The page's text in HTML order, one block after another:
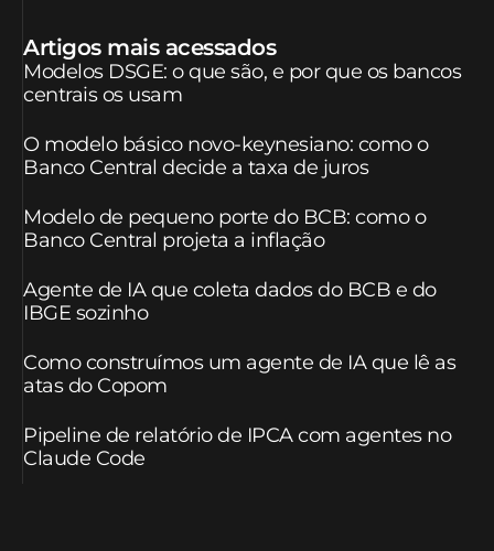
Artigos mais acessados
Modelos DSGE: o que são, e por que os bancos
centrais os usam
O modelo básico novo-keynesiano: como o
Banco Central decide a taxa de juros
Modelo de pequeno porte do BCB: como o
Banco Central projeta a inflação
Agente de IA que coleta dados do BCB e do
IBGE sozinho
Como construímos um agente de IA que lê as
atas do Copom
Pipeline de relatório de IPCA com agentes no
Claude Code